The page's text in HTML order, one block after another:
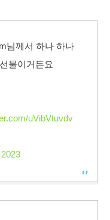
님께서 하나 하나
물이거든요
uVibVtuvdv